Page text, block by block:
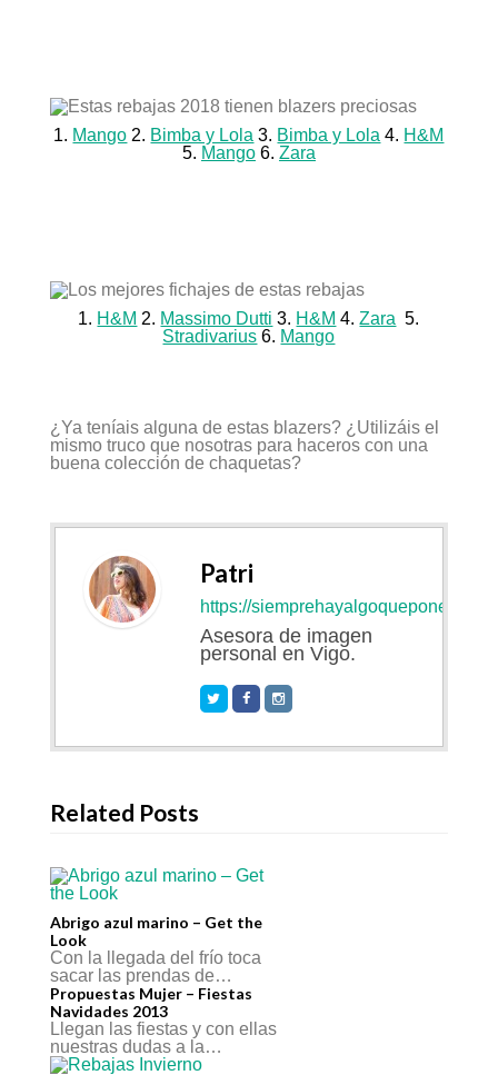
1. Mango 2. Bimba y Lola 3. Bimba y Lola 4. H&M
5. Mango6. Zara
1. H&M 2. Massimo Dutti 3. H&M 4.Zara 5.
Stradivarius 6. Mango
¿Ya teníais alguna de estas blazers? ¿Utilizáis el
mismo truco que nosotras para haceros con una
buena colección de chaquetas?
Patri
https://
Asesora de imagen
personal en Vigo.
Related Posts
Abrigo azul marino – Get the
Look
Con la llegada del frío toca
sacar las prendas de…
Propuestas Mujer – Fiestas
Navidades 2013
Llegan las fiestas y con ellas
nuestras dudas a la…